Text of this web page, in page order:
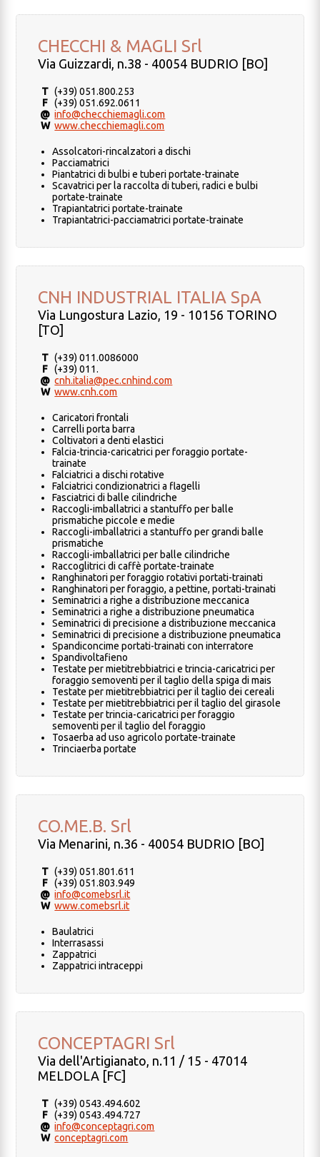
CHECCHI & MAGLI Srl
Via Guizzardi, n.38 - 40054 BUDRIO [BO]
T (+39) 051.800.253
F (+39) 051.692.0611
@ info@checchiemagli.com
W www.checchiemagli.com
Assolcatori-rincalzatori a dischi
Pacciamatrici
Piantatrici di bulbi e tuberi portate-trainate
Scavatrici per la raccolta di tuberi, radici e bulbi
portate-trainate
Trapiantatrici portate-trainate
Trapiantatrici-pacciamatrici portate-trainate
CNH INDUSTRIAL ITALIA SpA
Via Lungostura Lazio, 19 - 10156 TORINO
[TO]
T (+39) 011.0086000
F (+39) 011.
@ cnh.italia@pec.cnhind.com
W www.cnh.com
Caricatori frontali
Carrelli porta barra
Coltivatori a denti elastici
Falcia-trincia-caricatrici per foraggio portate-
trainate
Falciatrici a dischi rotative
Falciatrici condizionatrici a flagelli
Fasciatrici di balle cilindriche
Raccogli-imballatrici a stantuffo per balle
prismatiche piccole e medie
Raccogli-imballatrici a stantuffo per grandi balle
prismatiche
Raccogli-imballatrici per balle cilindriche
Raccoglitrici di caffè portate-trainate
Ranghinatori per foraggio rotativi portati-trainati
Ranghinatori per foraggio, a pettine, portati-trainati
Seminatrici a righe a distribuzione meccanica
Seminatrici a righe a distribuzione pneumatica
Seminatrici di precisione a distribuzione meccanica
Seminatrici di precisione a distribuzione pneumatica
Spandiconcime portati-trainati con interratore
Spandivoltafieno
Testate per mietitrebbiatrici e trincia-caricatrici per
foraggio semoventi per il taglio della spiga di mais
Testate per mietitrebbiatrici per il taglio dei cereali
Testate per mietitrebbiatrici per il taglio del girasole
Testate per trincia-caricatrici per foraggio
semoventi per il taglio del foraggio
Tosaerba ad uso agricolo portate-trainate
Trinciaerba portate
CO.ME.B. Srl
Via Menarini, n.36 - 40054 BUDRIO [BO]
T (+39) 051.801.611
F (+39) 051.803.949
@ info@comebsrl.it
W www.comebsrl.it
Baulatrici
Interrasassi
Zappatrici
Zappatrici intraceppi
CONCEPTAGRI Srl
Via dell'Artigianato, n.11 / 15 - 47014
MELDOLA [FC]
T (+39) 0543.494.602
F (+39) 0543.494.727
@ info@conceptagri.com
W conceptagri.com